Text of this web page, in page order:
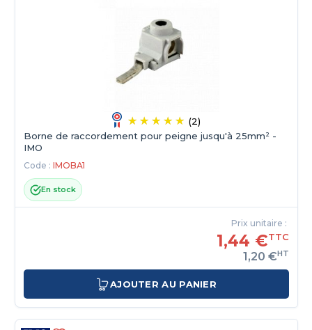
(2)
Borne de raccordement pour peigne jusqu'à 25mm² -
IMO
Code : IMOBA1
En stock
Prix unitaire :
1,44 €TTC
1,20 €HT
AJOUTER AU PANIER